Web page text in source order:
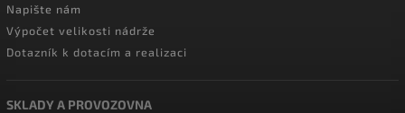
Napište nám
Výpočet velikosti nádrže
Dotazník k dotacím a realizaci
SKLADY A PROVOZOVNA